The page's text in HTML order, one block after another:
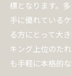
焼肉の
好みの味を
焼肉の
焼肉の
標となります。
手に優れている
る方にとって大
キング上位のた
も手軽に本格的